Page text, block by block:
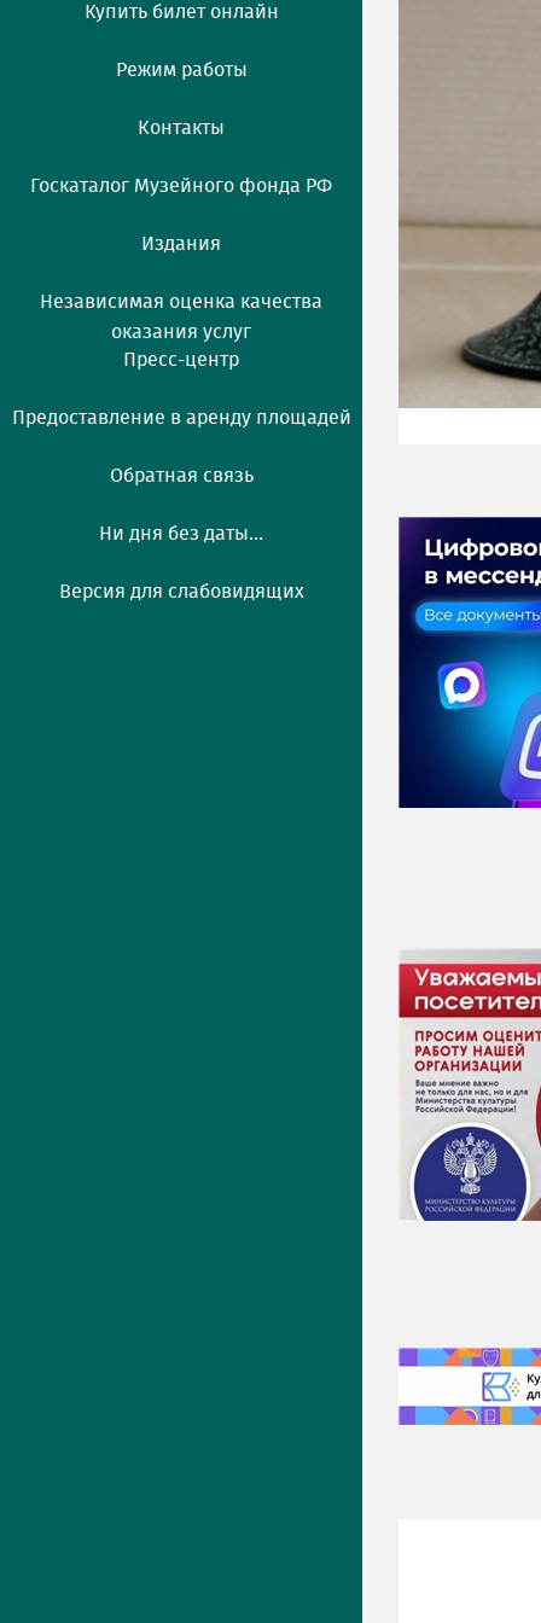
Купить билет онлайн
Режим работы
Контакты
Госкаталог Музейного фонда РФ
Издания
Независимая оценка качества
оказания услуг
Пресс-центр
Предоставление в аренду площадей
Обратная связь
Ни дня без даты...
Версия для слабовидящих